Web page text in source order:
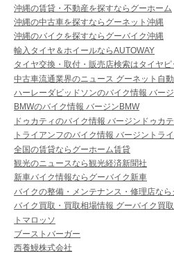
沖縄の賃貸・不動産を探すならグーホーム
沖縄の中古車を探すならグーネット沖縄
沖縄のバイクを探すならグーバイク沖縄
輸入タイヤ＆ホイールならAUTOWAY
タイヤ交換・取付・販売店検索はタイヤピ
中古車流通業界のニュース グーネット自
ハーレーダビッドソンのバイク情報 バー
BMWのバイク情報 バージンBMW
ドゥカティのバイク情報 バージンドゥカ
トライアンフのバイク情報 バージントラ
全国の賃貸ならグーホーム賃貸
観光のニュースなら観光経済新聞社
新車バイク情報ならグーバイク新車
バイクの整備・メンテナンス・修理店な
バイク買取・買取相場情報 グーバイク買取
トマロッソ
ブーストバーガー
西養鰻株式会社